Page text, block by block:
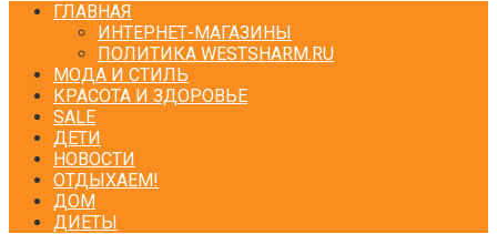
ГЛАВНАЯ
ИНТЕРНЕТ-МАГАЗИНЫ
ПОЛИТИКА WESTSHARM.RU
МОДА И СТИЛЬ
КРАСОТА И ЗДОРОВЬЕ
SALE
ДЕТИ
НОВОСТИ
ОТДЫХАЕМ!
ДОМ
ДИЕТЫ